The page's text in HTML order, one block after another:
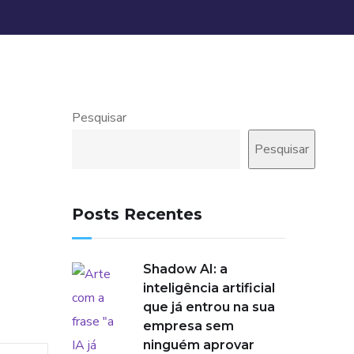
Pesquisar
Pesquisar
Posts Recentes
Shadow AI: a
inteligência artificial
que já entrou na sua
empresa sem
ninguém aprovar